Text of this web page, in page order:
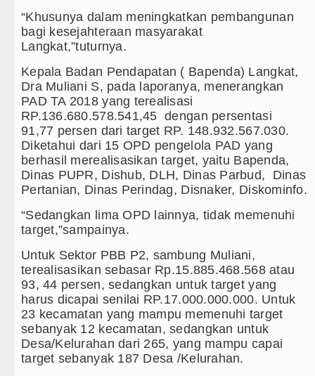
“Khusunya dalam meningkatkan pembangunan
bagi kesejahteraan masyarakat
Langkat,”tuturnya.
Kepala Badan Pendapatan ( Bapenda) Langkat,
Dra Muliani S, pada laporanya, menerangkan
PAD TA 2018 yang terealisasi
RP.136.680.578.541,45 dengan persentasi
91,77 persen dari target RP. 148.932.567.030.
Diketahui dari 15 OPD pengelola PAD yang
berhasil merealisasikan target, yaitu Bapenda,
Dinas PUPR, Dishub, DLH, Dinas Parbud, Dinas
Pertanian, Dinas Perindag, Disnaker, Diskominfo.
“Sedangkan lima OPD lainnya, tidak memenuhi
target,”sampainya.
Untuk Sektor PBB P2, sambung Muliani,
terealisasikan sebasar Rp.15.885.468.568 atau
93, 44 persen, sedangkan untuk target yang
harus dicapai senilai RP.17.000.000.000. Untuk
23 kecamatan yang mampu memenuhi target
sebanyak 12 kecamatan, sedangkan untuk
Desa/Kelurahan dari 265, yang mampu capai
target sebanyak 187 Desa /Kelurahan.